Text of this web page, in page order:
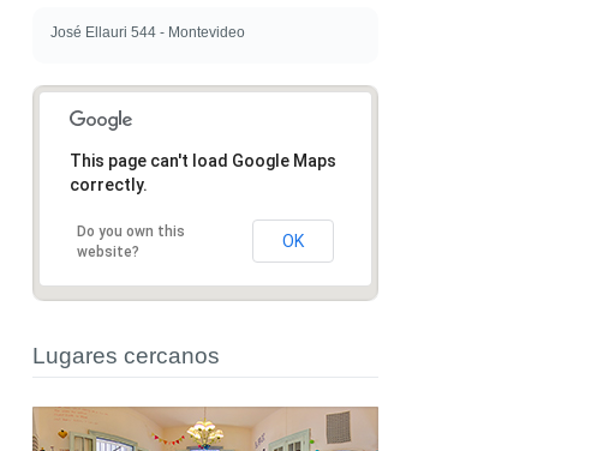
José Ellauri 544 - Montevideo
This page can't load Google Maps
correctly.
Do you own this
website?
OK
Lugares cercanos